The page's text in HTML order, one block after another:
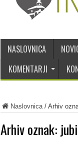
NASLOVNICA
KOMENTARJI
Naslovnica/ Arhiv
Arhiv oznak: